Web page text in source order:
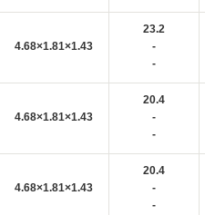
4.68×1.81×1.43
23.2
-
-
4.68×1.81×1.43
20.4
-
-
4.68×1.81×1.43
20.4
-
-